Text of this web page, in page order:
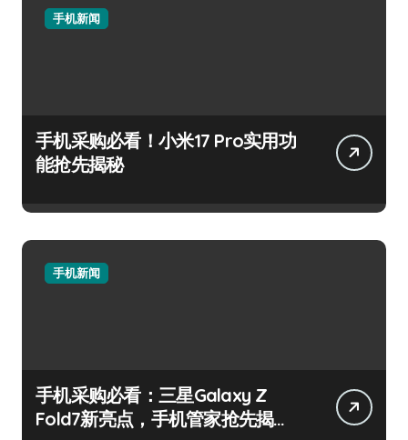
手机新闻
手机采购必看！小米17 Pro实用功
能抢先揭秘
手机新闻
手机采购必看：三星Galaxy Z
Fold7新亮点，手机管家抢先揭